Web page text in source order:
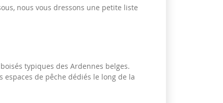
nous vous dressons une petite liste
typiques des Ardennes belges.
de pêche dédiés le long de la